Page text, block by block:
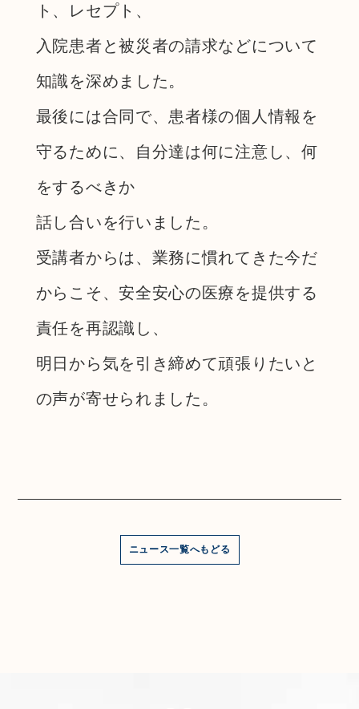
ト、レセプト、
入院患者と被災者の請求などについて
知識を深めました。
最後には合同で、患者様の個人情報を
守るために、自分達は何に注意し、何
をするべきか
話し合いを行いました。
受講者からは、業務に慣れてきた今だ
からこそ、安全安心の医療を提供する
責任を再認識し、
明日から気を引き締めて頑張りたいと
の声が寄せられました。
ニュース一覧へもどる